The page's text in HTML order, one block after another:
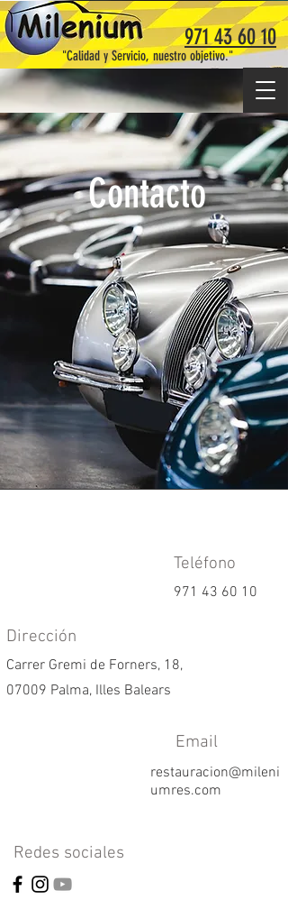
"Calidad y Servicio, nuestro objetivo."
971 43 60 10
Contacto
Teléfono
971 43 60 10
Dirección
Carrer Gremi de Forners, 18,
07009 Palma, Illes Balears
Email
restauracion@mileni
umres.com
Redes sociales